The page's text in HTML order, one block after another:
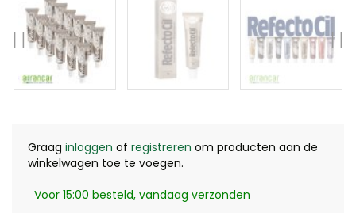
Graag inloggen of registreren om producten aan de
winkelwagen toe te voegen.
Voor 15:00 besteld, vandaag verzonden